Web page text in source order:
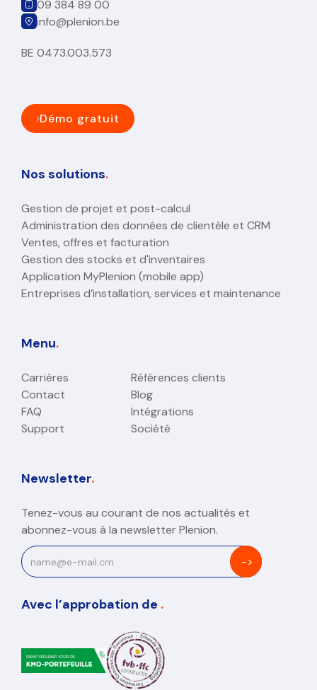
09 384 89 00
info@plenion.be
BE 0473.003.573
Démo gratuit
Nos solutions.
Gestion de projet et post-calcul
Administration des données de clientèle et CRM
Ventes, offres et facturation
Gestion des stocks et d'inventaires
Application MyPlenion (mobile app)
Entreprises d’installation, services et maintenance
Menu.
Carrières
Références clients
Contact
Blog
FAQ
Intégrations
Support
Société
Newsletter.
Tenez-vous au courant de nos actualités et
abonnez-vous à la newsletter Plenion.
Avec l’approbation de .